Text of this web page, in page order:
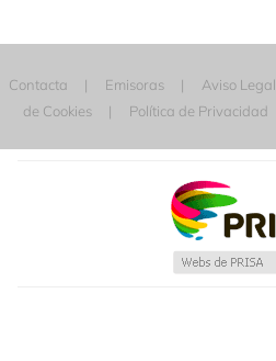
Contacta Emisoras Aviso Legal
de Cookies
Política de Privacidad